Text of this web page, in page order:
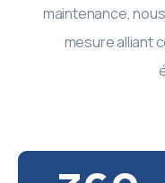
maintenance,
mesure alliant